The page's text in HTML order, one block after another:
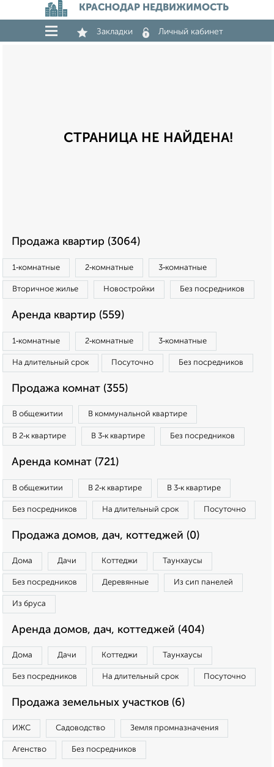
КРАСНОДАР НЕДВИЖИМОСТЬ
Закладки Личный кабинет
СТРАНИЦА НЕ НАЙДЕНА!
Продажа квартир (3064)
1‑комнатные 2‑комнатные 3‑комнатные
Вторичное жилье Новостройки Без посредников
Аренда квартир (559)
1‑комнатные 2‑комнатные 3‑комнатные
На длительный срок Посуточно Без посредников
Продажа комнат (355)
В общежитии В коммунальной квартире
В 2‑к квартире В 3‑к квартире Без посредников
Аренда комнат (721)
В общежитии В 2‑к квартире В 3‑к квартире
Без посредников На длительный срок Посуточно
Продажа домов, дач, коттеджей (0)
Дома Дачи Коттеджи Таунхаусы
Без посредников Деревянные Из сип панелей
Из бруса
Аренда домов, дач, коттеджей (404)
Дома Дачи Коттеджи Таунхаусы
Без посредников На длительный срок Посуточно
Продажа земельных участков (6)
ИЖС Садоводство Земля промназначения
Агенство Без посредников